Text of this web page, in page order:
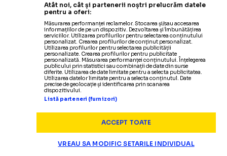
Termeni și condiții
Politica de confidențialitate
Modifică Setările
Contact
Atât noi, cât și partenerii noștri prelucrăm datele
pentru a oferi:
Măsurarea performanței reclamelor. Stocarea și/sau accesarea
informațiilor de pe un dispozitiv. Dezvoltarea și îmbunătățirea
serviciilor. Utilizarea profilurilor pentru selectarea conținutului
personalizat. Crearea profilurilor de conținut personalizat.
Utilizarea profilurilor pentru selectarea publicității
personalizate. Crearea profilurilor pentru publicitate
personalizată. Măsurarea performanței conținutului. Înțelegerea
publicului prin statistici sau combinații de date din surse
diferite. Utilizarea de date limitate pentru a selecta publicitatea.
Utilizarea datelor limitate pentru a selecta conținutul. Date
precise de geolocație și identificarea prin scanarea
dispozitivului.
Listă parteneri (furnizori)
ACCEPT TOATE
VREAU SA MODIFIC SETARILE INDIVIDUAL